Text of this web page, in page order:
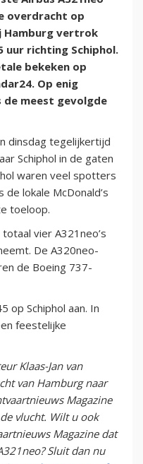
overdracht op
Hamburg vertrok
uur richting Schiphol.
bekeken op
Op enig
de meest gevolgde
dinsdag tegelijkertijd
Schiphol in de gaten
waren veel spotters
lokale McDonald’s
toeloop.
vier A321neo’s
De A320neo-
de Boeing 737-
op Schiphol aan. In
feestelijke
Klaas-Jan van
van Hamburg naar
Magazine
vlucht. Wilt u ook
Magazine dat
Sluit dan nu